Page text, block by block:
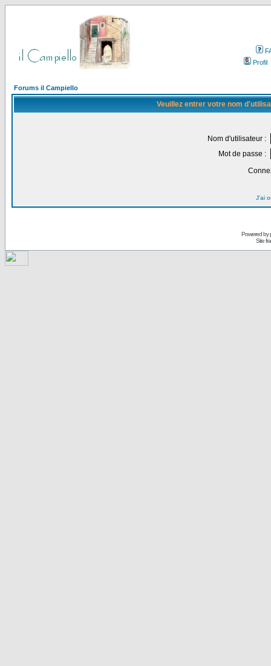
Profil
Forums il Campiello
Veuillez entrer votre nom
Nom d'utilisateur :
Mot de passe :
J'ai
Powered by
Site